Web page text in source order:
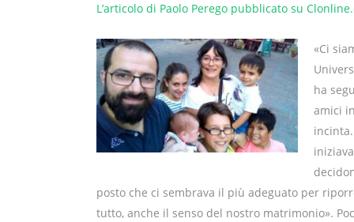
L’articolo di Paolo Perego pubblicato su
«Ci
ha
amici
posto che ci sembrava il più adeguato per
tutto, anche il senso del nostro matrimonio».